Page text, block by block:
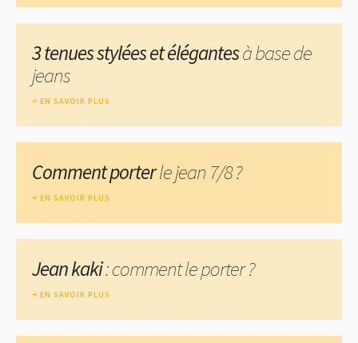
3 tenues stylées et élégantesà base de
jeans
EN SAVOIR PLUS
Comment porterle jean 7/8 ?
EN SAVOIR PLUS
Jean kaki: comment le porter ?
EN SAVOIR PLUS